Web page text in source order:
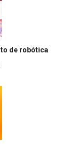
de robótica